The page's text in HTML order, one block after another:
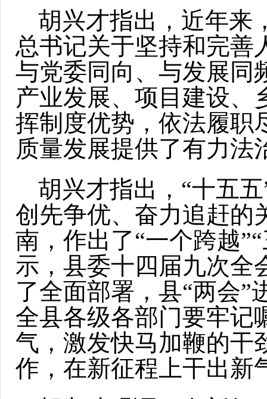
胡兴才指出，近年来
总书记关于坚持和完善
与党委同向、与发展同
产业发展、项目建设、
挥制度优势，依法履职
质量发展提供了有力法
胡兴才指出，“十五
创先争优、奋力追赶的
南，作出了“一个跨越
示，县委十四届九次全
了全面部署，县“两会”
全县各级各部门要牢记
气，激发快马加鞭的干
作，在新征程上干出新